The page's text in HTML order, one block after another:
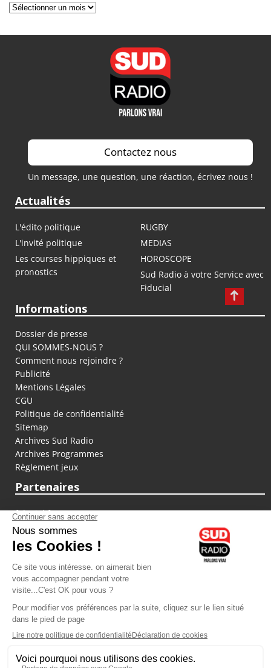
Archives
Contactez nous
Un message, une question, une réaction, écrivez nous !
Actualités
L'édito politique
RUGBY
L'invité politique
MEDIAS
Les courses hippiques et
pronostics
HOROSCOPE
Sud Radio à votre Service avec
Fiducial
Informations
Dossier de presse
QUI SOMMES-NOUS ?
Comment nous rejoindre ?
Publicité
Mentions Légales
CGU
Politique de confidentialité
Sitemap
Archives Sud Radio
Archives Programmes
Règlement jeux
Partenaires
fiducial.fr
lyoncapitale.fr
olympique-et-lyonnais.com
L'application Iphone / Android
Téléchargez l'application
Les cookies
Gestion des cookies